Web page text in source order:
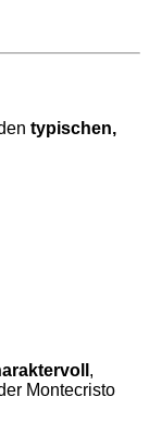
typischen,
,
Montecristo